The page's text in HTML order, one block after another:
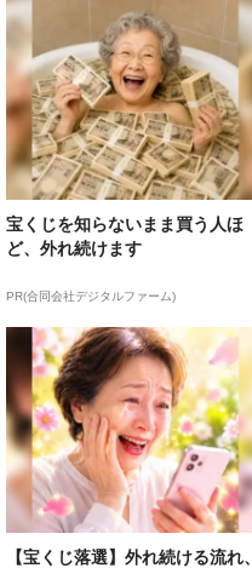
宝くじを知らないまま買う人ほ
ど、外れ続けます
PR(合同会社デジタルファーム)
【宝くじ落選】外れ続ける流れ、